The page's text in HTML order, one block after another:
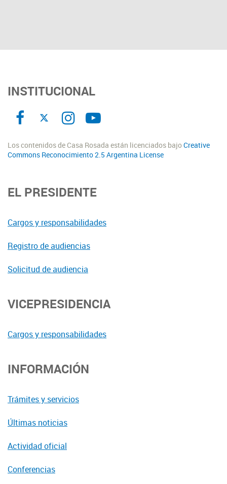
INSTITUCIONAL
Los contenidos de Casa Rosada están licenciados bajoCreative
Commons Reconocimiento 2.5 Argentina License
EL PRESIDENTE
Cargos y responsabilidades
Registro de audiencias
Solicitud de audiencia
VICEPRESIDENCIA
Cargos y responsabilidades
INFORMACIÓN
Trámites y servicios
Últimas noticias
Actividad oficial
Conferencias